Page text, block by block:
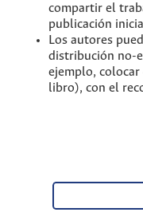
compartir el
publicación
Los autores
distribución no-
ejemplo,
libro), con el